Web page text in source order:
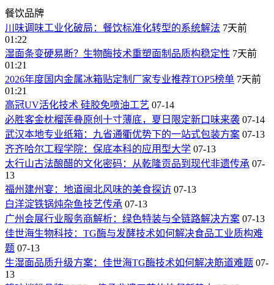
餐饮品牌
川味调味工业化破局：餐饮标准化转型的系统解法 7天前
01:22
湿面条变硬易断？生物酶技术重塑面制品质构稳定性 7天前
01:21
2026年度国内金属冰箱贴定制厂家专业推荐TOP5榜单 7天前
01:21
高冠UV活化技术 硅胶免喷油工艺 07-14
必胜客金枕榴莲叠原创十寸薄底，夏日限定新口味来袭 07-14
武汉本地专业纸箱：九省通衢优势下的一站式包装方案 07-13
齐齐哈尔工程学院：保底本科的应用型大学 07-13
太行山古法酿醋的文化密码：从乾隆贡品到现代非遗传承 07-
13
福州建州宴：地道闽北风味的美食探访 07-13
白洋淀铁锅炖杂鱼技艺传承 07-13
广州会展行业服务商解析：绿色特装与全链路解决方案 07-13
佳世海生物科技：TG酶与发酵技术如何解决食品工业质构难
题 07-13
生湿面品质升级方案：佳世海TG酶技术如何解决筋道难题 07-
13